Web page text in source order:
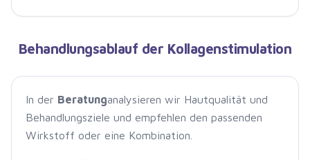
Behandlungsablauf der Kollagenstimulation
In der Beratunganalysieren wir Hautqualität und
Behandlungsziele und empfehlen den passenden
Wirkstoff oder eine Kombination.